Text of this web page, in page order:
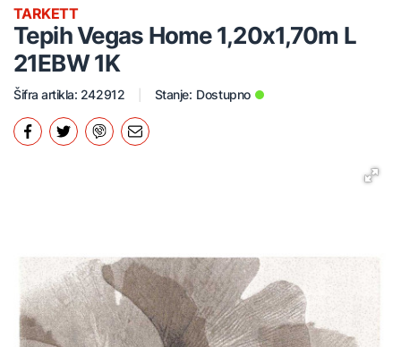
Tepih Vegas Home 1,20x1,70m L
21EBW 1K
TARKETT
Šifra artikla: 242912 Stanje: Dostupno